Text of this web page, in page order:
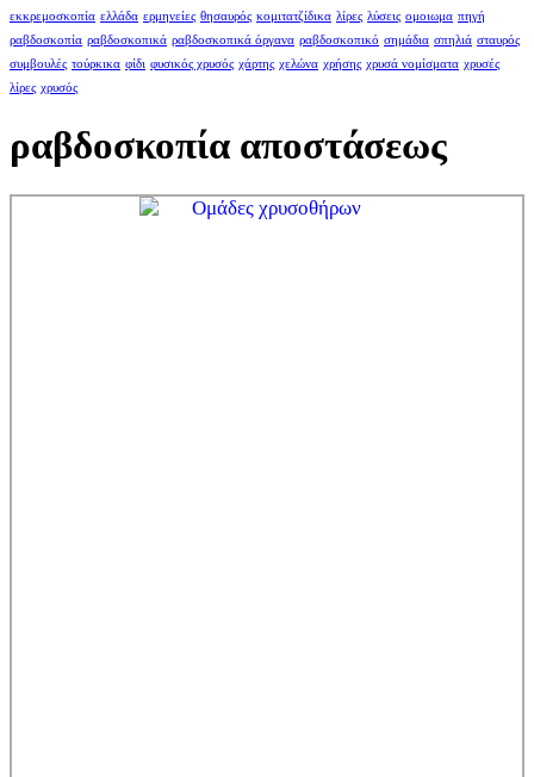
εκκρεμοσκοπία ελλάδα ερμηνείες θησαυρός κομιτατζίδικα λίρες λύσεις ομοιωμα πηγή
ραβδοσκοπία ραβδοσκοπικά ραβδοσκοπικά όργανα ραβδοσκοπικό σημάδια σπηλιά σταυρός
συμβουλές τούρκικα φίδι φυσικός χρυσός χάρτης χελώνα χρήσης χρυσά νομίσματα χρυσές
λίρες χρυσός
ραβδοσκοπία αποστάσεως